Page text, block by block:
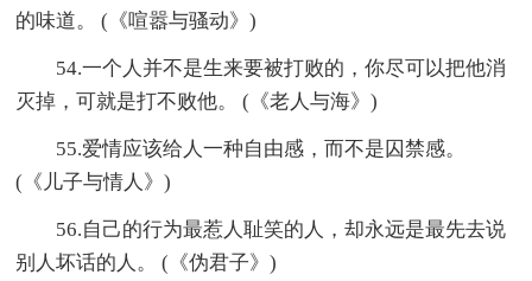
的味道。 (《喧嚣与骚动》)
54.一个人并不是生来要被打败的，你尽可以把他消
灭掉，可就是打不败他。 (《老人与海》)
55.爱情应该给人一种自由感，而不是囚禁感。
(《儿子与情人》)
56.自己的行为最惹人耻笑的人，却永远是最先去说
别人坏话的人。 (《伪君子》)